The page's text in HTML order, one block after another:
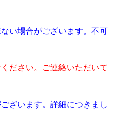
い場合がございます。不可
ださい。ご連絡いただいて
ざいます。詳細につきまし